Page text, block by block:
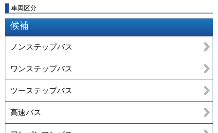
車両区分
候補
ノンステップバス
ワンステップバス
ツーステップバス
高速バス